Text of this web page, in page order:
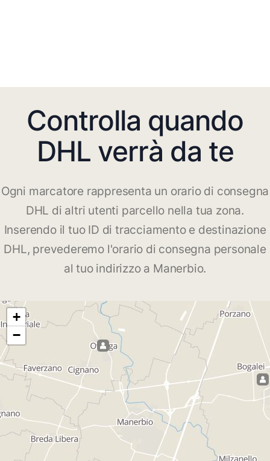
Controlla quando
DHL verrà da te
Ogni marcatore rappresenta un orario di consegna
DHL di altri utenti parcello nella tua zona.
Inserendo il tuo ID di tracciamento e destinazione
DHL, prevederemo l'orario di consegna personale
al tuo indirizzo a Manerbio.
+
−